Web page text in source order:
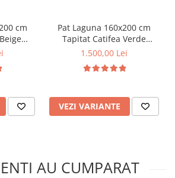
cm
ML
Pat Laguna 160x200 cm
Tapitat Catifea Verde
Somiera Inclusa (cod ML
1.500,00 Lei
VEZI VARIANTE
AU CUMPARAT